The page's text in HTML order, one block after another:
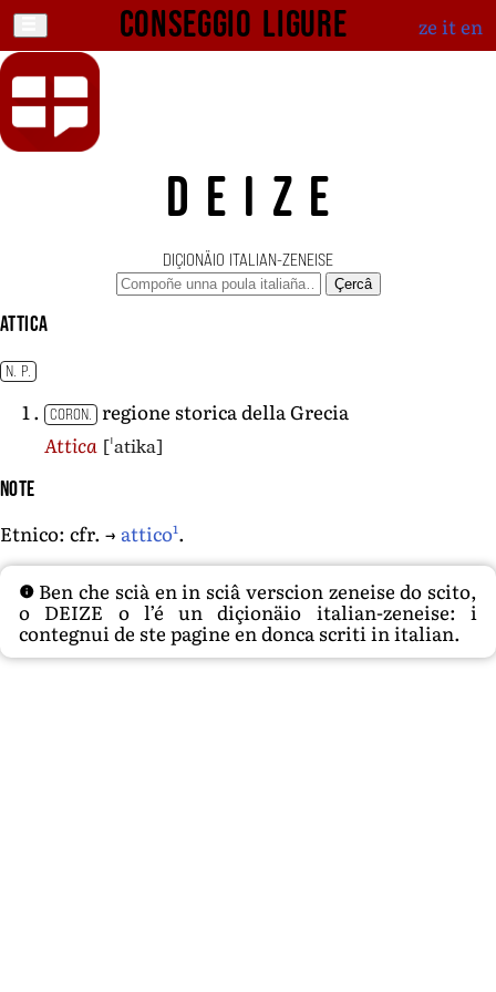
Conseggio ligure ze iten
DEIZE
DIÇIONÄIO ITALIAN-ZENEISE
Çercâ
Attica
N. P.
CORON.
regione storica della Grecia
Attica [ˈatika]
Note
Etnico: cfr. → attico1.
Ben che scià en in sciâ verscion zeneise do scito,
o DEIZE o l’é un diçionäio italian-zeneise: i
contegnui de ste pagine en donca scriti in italian.